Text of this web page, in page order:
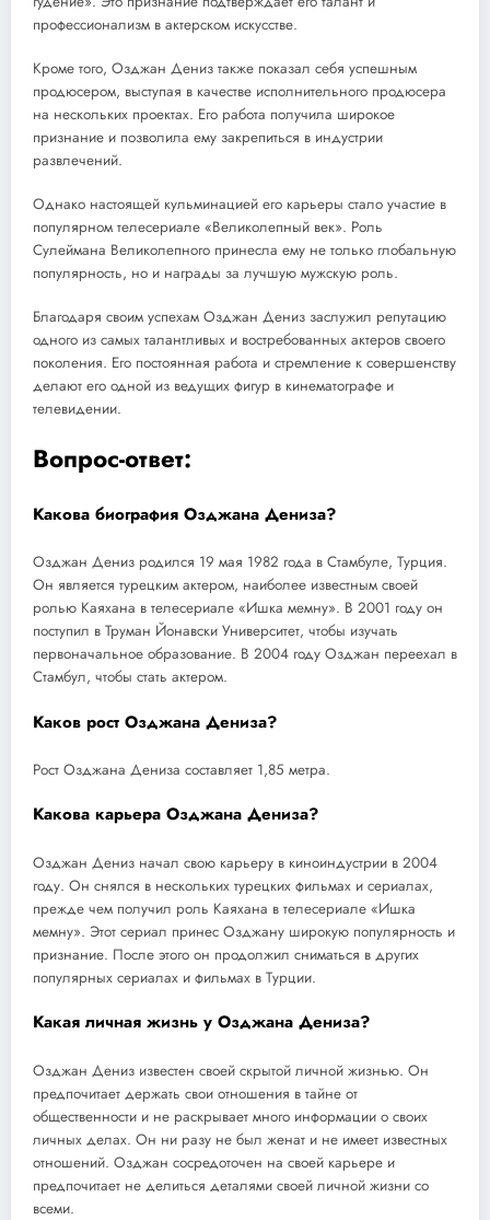
профессионализм в актерском искусстве.
Кроме того, Озджан Дениз также показал себя успешным
продюсером, выступая в качестве исполнительного продюсера
на нескольких проектах. Его работа получила широкое
признание и позволила ему закрепиться в индустрии
развлечений.
Однако настоящей кульминацией его карьеры стало участие в
популярном телесериале «Великолепный век». Роль
Сулеймана Великолепного принесла ему не только глобальную
популярность, но и награды за лучшую мужскую роль.
Благодаря своим успехам Озджан Дениз заслужил репутацию
одного из самых талантливых и востребованных актеров своего
поколения. Его постоянная работа и стремление к совершенству
делают его одной из ведущих фигур в кинематографе и
телевидении.
Вопрос-ответ:
Какова биография Озджана Дениза?
Озджан Дениз родился 19 мая 1982 года в Стамбуле, Турция.
Он является турецким актером, наиболее известным своей
ролью Каяхана в телесериале «Ишка мемну». В 2001 году он
поступил в Труман Йонавски Университет, чтобы изучать
первоначальное образование. В 2004 году Озджан переехал в
Стамбул, чтобы стать актером.
Каков рост Озджана Дениза?
Рост Озджана Дениза составляет 1,85 метра.
Какова карьера Озджана Дениза?
Озджан Дениз начал свою карьеру в киноиндустрии в 2004
году. Он снялся в нескольких турецких фильмах и сериалах,
прежде чем получил роль Каяхана в телесериале «Ишка
мемну». Этот сериал принес Озджану широкую популярность и
признание. После этого он продолжил сниматься в других
популярных сериалах и фильмах в Турции.
Какая личная жизнь у Озджана Дениза?
Озджан Дениз известен своей скрытой личной жизнью. Он
предпочитает держать свои отношения в тайне от
общественности и не раскрывает много информации о своих
личных делах. Он ни разу не был женат и не имеет известных
отношений. Озджан сосредоточен на своей карьере и
предпочитает не делиться деталями своей личной жизни со
всеми.